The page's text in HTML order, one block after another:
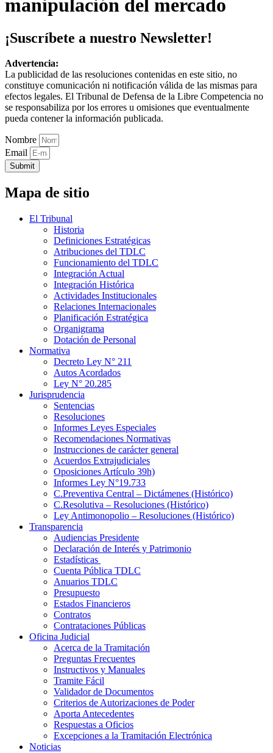
manipulación del mercado
¡Suscríbete a nuestro Newsletter!
Advertencia:
La publicidad de las resoluciones contenidas en este sitio, no
constituye comunicación ni notificación válida de las mismas para
efectos legales. El Tribunal de Defensa de la Libre Competencia no
se responsabiliza por los errores u omisiones que eventualmente
pueda contener la información publicada.
Nombre
Email
Submit
Mapa de sitio
El Tribunal
Historia
Definiciones Estratégicas
Atribuciones del TDLC
Funcionamiento del TDLC
Integración Actual
Integración Histórica
Actividades Institucionales
Relaciones Internacionales
Planificación Estratégica
Organigrama
Dotación de Personal
Normativa
Decreto Ley N° 211
Autos Acordados
Ley N° 20.285
Jurisprudencia
Sentencias
Resoluciones
Informes Leyes Especiales
Recomendaciones Normativas
Instrucciones de carácter general
Acuerdos Extrajudiciales
Oposiciones Artículo 39h)
Informes Ley N°19.733
C.Preventiva Central – Dictámenes (Histórico)
C.Resolutiva – Resoluciones (Histórico)
Ley Antimonopolio – Resoluciones (Histórico)
Transparencia
Audiencias Presidente
Declaración de Interés y Patrimonio
Estadísticas
Cuenta Pública TDLC
Anuarios TDLC
Presupuesto
Estados Financieros
Contratos
Contrataciones Públicas
Oficina Judicial
Acerca de la Tramitación
Preguntas Frecuentes
Instructivos y Manuales
Tramite Fácil
Validador de Documentos
Criterios de Autorizaciones de Poder
Aporta Antecedentes
Respuestas a Oficios
Excepciones a la Tramitación Electrónica
Noticias